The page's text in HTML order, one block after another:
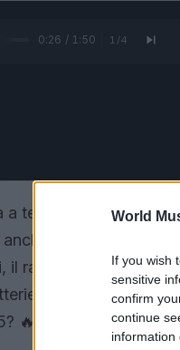
World
If you wish
sensitive
confirm
continue
information
0:28 / 1:50 1 /4
a tenere banco, non
per i suoi
il rapper milanese ha
Ma chi sarà
🔥